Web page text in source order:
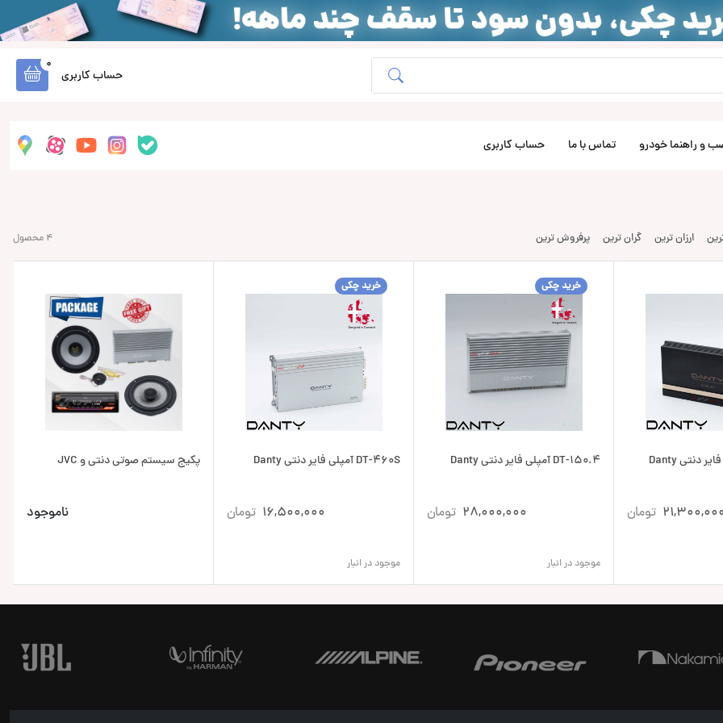
حساب کاربری
0
و راهنما خودرو تماس با ما حساب کاربری
ارزان ترین گران ترین پرفروش ترین 4 محصول
تومان
خرید چکی
DT-150.4 آمپلی فایر دنتی Danty
28,000,000 تومان
موجود در انبار
خرید چکی
DT-460S آمپلی فایر دنتی Danty
16,500,000 تومان
موجود در انبار
پکیج سیستم صوتی دنتی و JVC
ناموجود